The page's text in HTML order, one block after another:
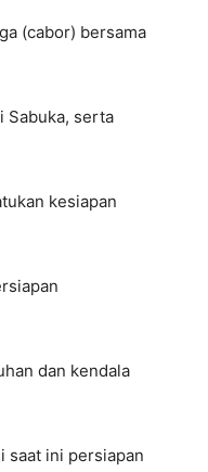
(cabor) bersama
Sabuka, serta
kesiapan
dan kendala
saat ini persiapan